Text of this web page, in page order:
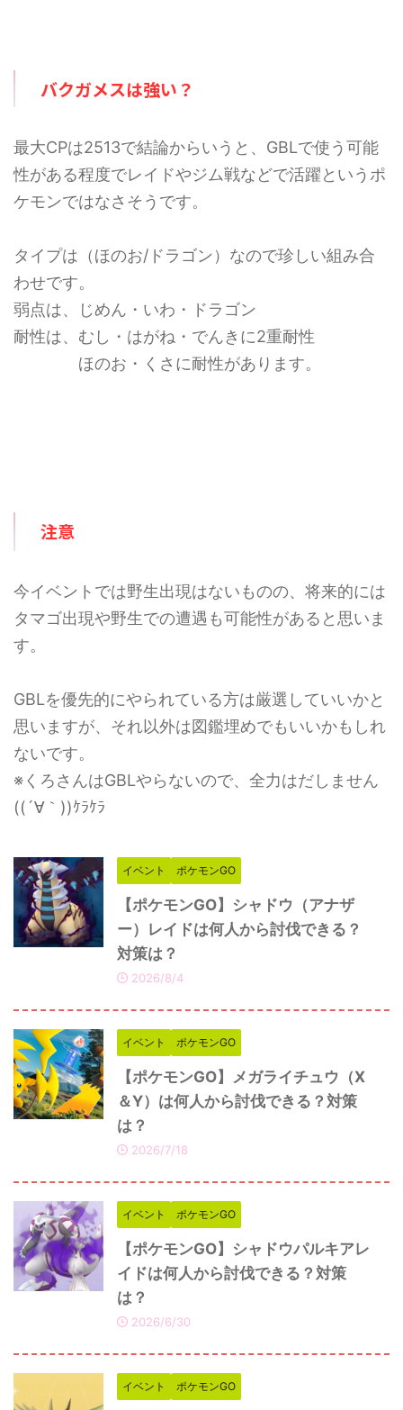
バクガメスは強い？
最大CPは2513で結論からいうと、GBLで使う可能
性がある程度でレイドやジム戦などで活躍というポ
ケモンではなさそうです。
タイプは（ほのお/ドラゴン）なので珍しい組み合
わせです。
弱点は、じめん・いわ・ドラゴン
耐性は、むし・はがね・でんきに2重耐性
ほのお・くさに耐性があります。
注意
今イベントでは野生出現はないものの、将来的には
タマゴ出現や野生での遭遇も可能性があると思いま
す。
GBLを優先的にやられている方は厳選していいかと
思いますが、それ以外は図鑑埋めでもいいかもしれ
ないです。
※くろさんはGBLやらないので、全力はだしません
((´∀｀))ｹﾗｹﾗ
イベント ポケモンGO
【ポケモンGO】シャドウ（アナザ
ー）レイドは何人から討伐できる？
対策は？
2026/8/4
イベント ポケモンGO
【ポケモンGO】メガライチュウ（X
＆Y）は何人から討伐できる？対策
は？
2026/7/18
イベント ポケモンGO
【ポケモンGO】シャドウパルキアレ
イドは何人から討伐できる？対策
は？
2026/6/30
イベント ポケモンGO